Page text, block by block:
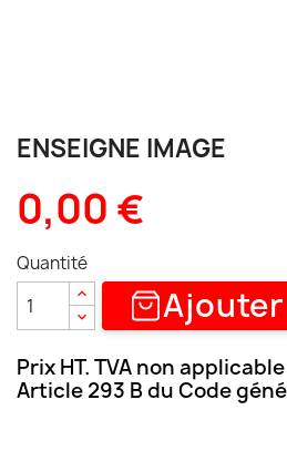
ENSEIGNE IMAGE
0,00 €
Quantité
Prix HT. TVA non applicable
Article 293 B du Code